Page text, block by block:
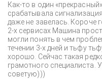
Как-то в один
срабатывала
даже не завелась. Короче
2-х сервисах Машина
могли понять в чем
течении 3-х дней и тьфу
хорошо. Сейчас такая
грамотного специалиста.
советую)))